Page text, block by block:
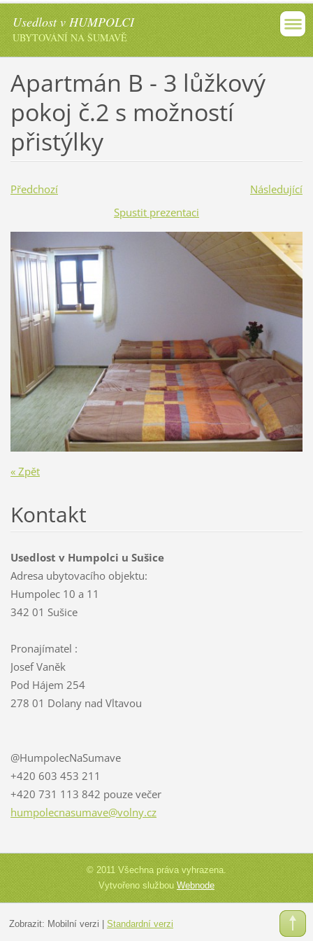
Usedlost v HUMPOLCI
UBYTOVÁNÍ NA ŠUMAVĚ
Apartmán B - 3 lůžkový
pokoj č.2 s možností
přistýlky
Předchozí
Následující
Spustit prezentaci
« Zpět
Kontakt
Usedlost v Humpolci u Sušice
Adresa ubytovacího objektu:
Humpolec 10 a 11
342 01 Sušice
Pronajímatel :
Josef Vaněk
Pod Hájem 254
278 01 Dolany nad Vltavou
@HumpolecNaSumave
+420 603 453 211
+420 731 113 842 pouze večer
humpolecnasumave@volny.cz
© 2011 Všechna práva vyhrazena.
Vytvořeno službouWebnode
Zobrazit: Mobilní verzi Standardní verzi